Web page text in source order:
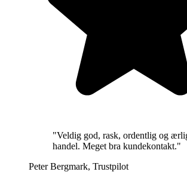
"Veldig god, rask, ordentlig og
handel. Meget bra kundekontakt."
Peter Bergmark, Trustpilot